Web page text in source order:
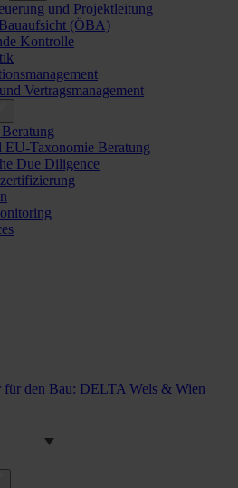
und Projektleitung
(ÖBA)
Kontrolle
Vertragsmanagement
EU-Taxonomie Beratung
Due Diligence
für den Bau: DELTA Wels & Wien